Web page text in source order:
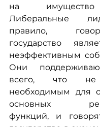
на
Либеральные
правило,
государство
неэффективным
Они
всего, что не
необходимым для
основных
функций, и